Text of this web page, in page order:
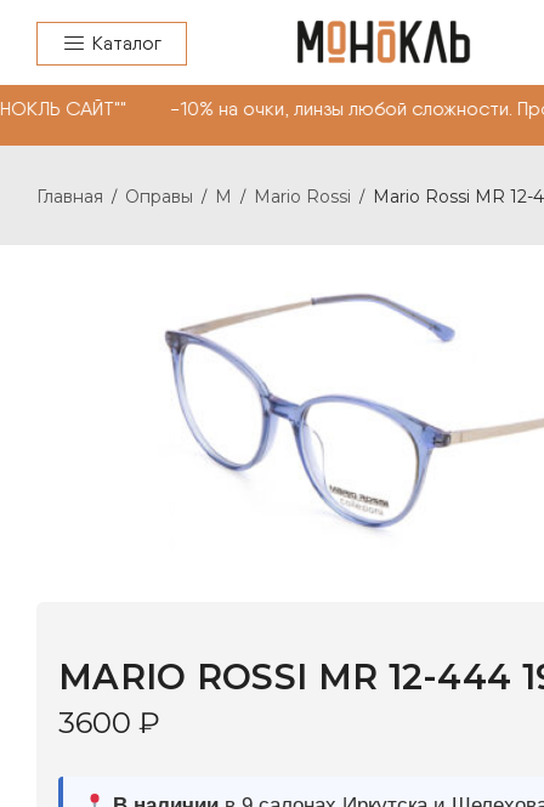
Каталог
САЙТ"" -10% на очки, линзы любой
Главная / Оправы / M / Mario Rossi / Mario Rossi MR 12-
В наличиив 9 салонах Иркутска и Шелехова |
3–5 дней |